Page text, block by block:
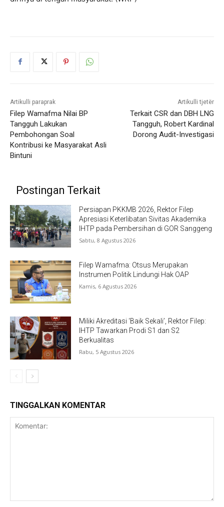
Artikulli paraprak
Filep Wamafma Nilai BP
Tangguh Lakukan
Pembohongan Soal
Kontribusi ke Masyarakat Asli
Bintuni
Artikulli tjetër
Terkait CSR dan DBH LNG
Tangguh, Robert Kardinal
Dorong Audit-Investigasi
Postingan Terkait
Persiapan PKKMB 2026, Rektor Filep
Apresiasi Keterlibatan Sivitas Akademika
IHTP pada Pembersihan di GOR Sanggeng
Sabtu, 8 Agustus 2026
Filep Wamafma: Otsus Merupakan
Instrumen Politik Lindungi Hak OAP
Kamis, 6 Agustus 2026
Miliki Akreditasi ‘Baik Sekali’, Rektor Filep:
IHTP Tawarkan Prodi S1 dan S2
Berkualitas
Rabu, 5 Agustus 2026
TINGGALKAN KOMENTAR